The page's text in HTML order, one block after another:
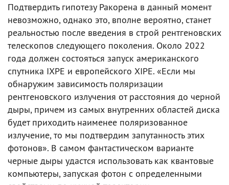
Подтвердить гипотезу Ракорена в данный момент
невозможно, однако это, вполне вероятно, станет
реальностью после введения в строй рентгеновских
телескопов следующего поколения. Около 2022
года должен состояться запуск американского
спутника IXPE и европейского XIPE. «Если мы
обнаружим зависимость поляризации
рентгеновского излучения от расстояния до черной
дыры, причем из самых внутренних областей диска
будет приходить наименее поляризованное
излучение, то мы подтвердим запутанность этих
фотонов». В самом фантастическом варианте
черные дыры удастся использовать как квантовые
компьютеры, запуская фотон с определенными